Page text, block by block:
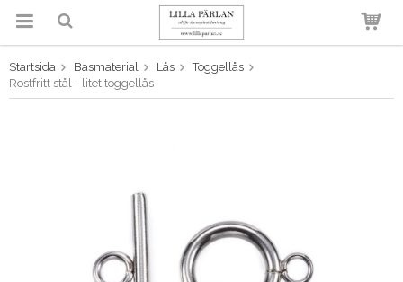
Produkten har blivit tillagd i
Startsida Basmaterial Lås
Toggellås
Rostfritt stål - litet toggellås